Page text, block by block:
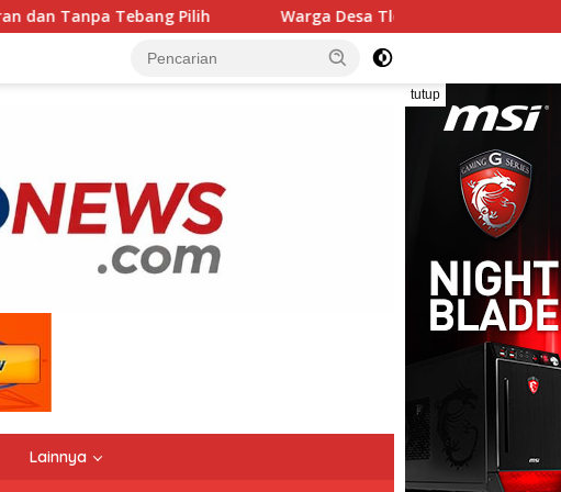
Warga Desa Tlompakan Tuntut Aktivitas Galian C Di Desa
tutup
Lainnya